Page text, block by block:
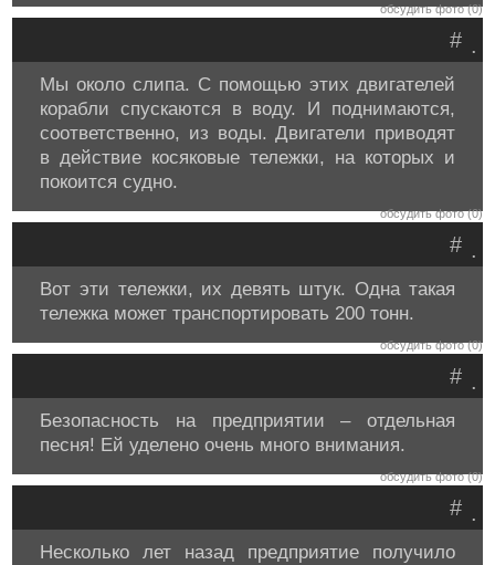
обсудить фото (0)
.
#
Мы около слипа. С помощью этих двигателей
корабли спускаются в воду. И поднимаются,
соответственно, из воды. Двигатели приводят
в действие косяковые тележки, на которых и
покоится судно.
обсудить фото (0)
.
#
Вот эти тележки, их девять штук. Одна такая
тележка может транспортировать 200 тонн.
обсудить фото (0)
.
#
Безопасность на предприятии – отдельная
песня! Ей уделено очень много внимания.
обсудить фото (0)
.
#
Несколько лет назад предприятие получило